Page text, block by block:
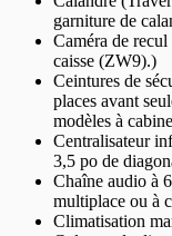
garniture de
Caméra de
caisse (ZW9).)
Ceintures de
places avant
modèles à
Centralisateur
3,5 po de
Chaîne audio à
multiplace ou à
Climatisation